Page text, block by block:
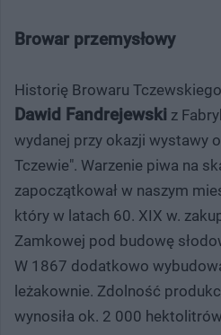
Browar przemysłowy
Historię Browaru
Dawid Fandrejewski z
wydanej przy okazji wystawy
Tczewie". Warzenie piwa na
zapoczątkował w naszym
który w latach 60. XIX w.
Zamkowej pod budowę
W 1867 dodatkowo
leżakownie. Zdolność
wynosiła ok. 2 000